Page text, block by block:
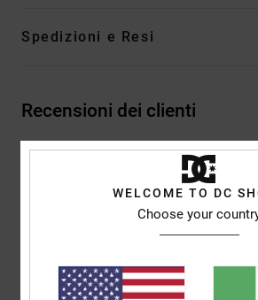
Spedizioni e Resi
Recensioni dei clienti
Punteggio medio
4.5/5
basato su2 recensioni verificate
Il 100% dei nostri clienti consiglia
WELCOME TO DC
Choose your